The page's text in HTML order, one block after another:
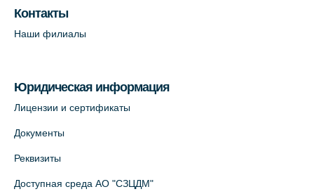
Лабораторный терминал на Большом
+7 (812) 565-11-12
Контакты
Наши филиалы
Юридическая информация
Лицензии и сертификаты
Документы
Реквизиты
Доступная среда АО "СЗЦДМ"